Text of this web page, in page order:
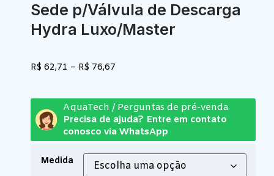
Sede p/Válvula de Descarga
Hydra Luxo/Master
R$ 62,71 – R$ 76,67
AquaTech / Perguntas de pré-venda
Precisa de ajuda? Entre em contato
conosco via WhatsApp
Medida